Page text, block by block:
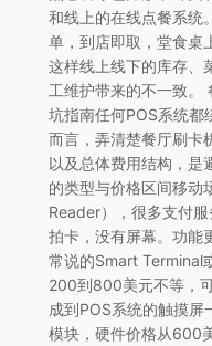
和线上的在线点餐系统
单，到店即取，堂食桌
这样线上线下的库存、
工维护带来的不一致。
坑指南任何POS系统都
而言，弄清楚餐厅刷卡
以及总体费用结构，是
的类型与价格区间移动
Reader），很多支付
拍卡，没有屏幕。功能
常说的Smart Terminal
200到800美元不等，
成到POS系统的触摸屏
模块，硬件价格从600